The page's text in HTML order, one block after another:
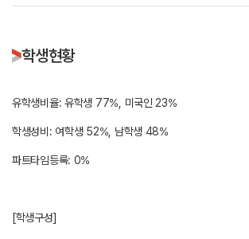
학생현황
유학생비율: 유학생 77%, 미국인 23%
학생성비: 여학생 52%, 남학생 48%
파트타임등록: 0%
[학생구성]